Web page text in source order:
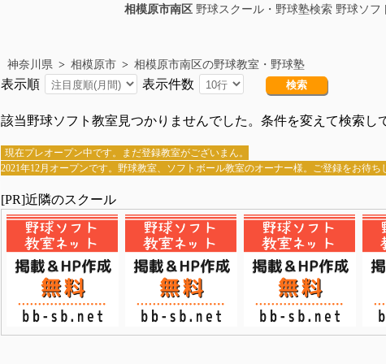
相模原市南区野球スクール・野球塾検索 野球ソフ
神奈川県 > 相模原市 > 相模原市南区の野球教室・野球塾
表示順 表示件数
該当野球ソフト教室見つかりませんでした。条件を変えて検索し
現在プレオープン中です。まだ登録教室がございまん。
2021年12月オープンです。野球教室、ソフトボール教室のオーナー様。ご登録をお待ち
[PR]近隣のスクール